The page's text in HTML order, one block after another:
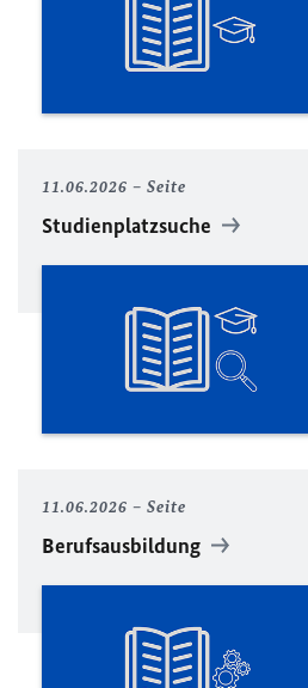
11.06.2026 Seite
Studienplatzsuche
11.06.2026 Seite
Berufsausbildung